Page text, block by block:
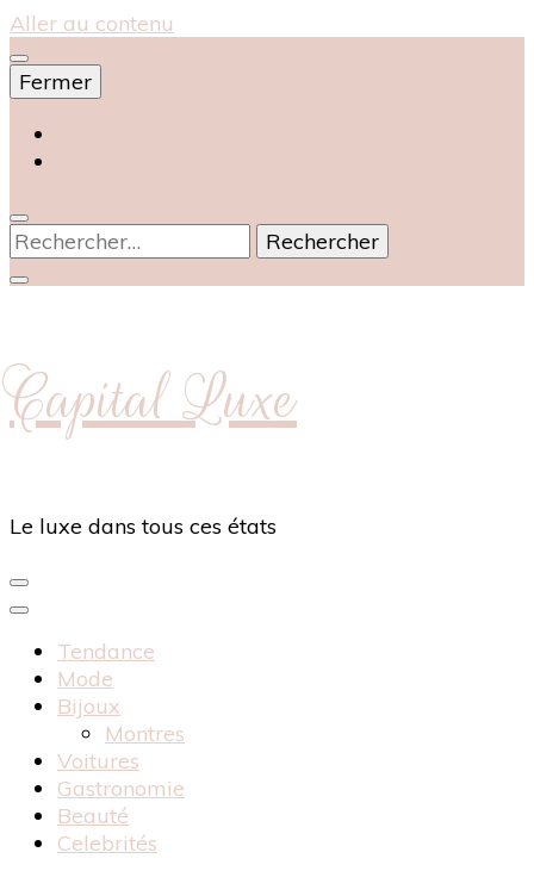
Aller au contenu
Fermer
Rechercher :
Capital Luxe
Le luxe dans tous ces états
Tendance
Mode
Bijoux
Montres
Voitures
Gastronomie
Beauté
Celebrités